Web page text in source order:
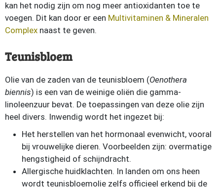
kan het nodig zijn om nog meer antioxidanten toe te
voegen. Dit kan door er een Multivitaminen & Mineralen
Complex naast te geven.
Teunisbloem
Olie van de zaden van de teunisbloem (Oenothera
biennis) is een van de weinige oliën die gamma-
linoleenzuur bevat. De toepassingen van deze olie zijn
heel divers. Inwendig wordt het ingezet bij:
Het herstellen van het hormonaal evenwicht, vooral
bij vrouwelijke dieren. Voorbeelden zijn: overmatige
hengstigheid of schijndracht.
Allergische huidklachten. In landen om ons heen
wordt teunisbloemolie zelfs officieel erkend bij de